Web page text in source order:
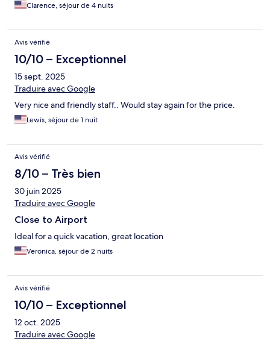
Clarence, séjour de 4 nuits
Avis vérifié
10/10 – Exceptionnel
15 sept. 2025
Traduire avec Google
Very nice and friendly staff.. Would stay again for the price.
Lewis, séjour de 1 nuit
Avis vérifié
8/10 – Très bien
30 juin 2025
Traduire avec Google
Close to Airport
Ideal for a quick vacation, great location
Veronica, séjour de 2 nuits
Avis vérifié
10/10 – Exceptionnel
12 oct. 2025
Traduire avec Google